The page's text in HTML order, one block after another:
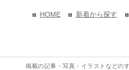
HOME 新着から探す
掲載の記事・写真・イラストなど